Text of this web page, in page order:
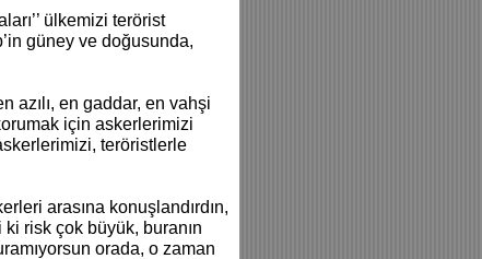
ülkemizi terörist
güney ve doğusunda,
azılı, en gaddar, en vahşi
için askerlerimizi
teröristlerle
arasına konuşlandırdın,
ki risk çok büyük, buranın
orada, o zaman